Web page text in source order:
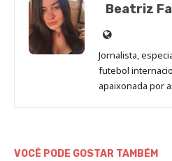
Beatriz
Site
de
Beatriz
Fabbri
Jornalista,
futebol
apaixonada por
VOCÊ PODE GOSTAR TAMBÉM